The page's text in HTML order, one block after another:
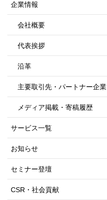
企業情報
会社概要
代表挨拶
沿革
主要取引先・パートナー企業
メディア掲載・寄稿履歴
サービス一覧
お知らせ
セミナー登壇
CSR・社会貢献